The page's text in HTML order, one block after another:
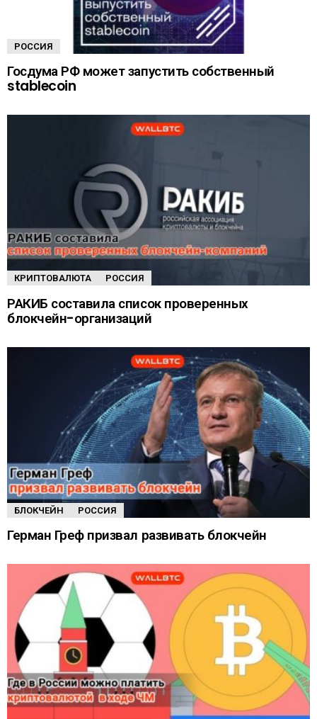
РОССИЯ
Госдума РФ может запустить собственный
stablecoin
КРИПТОВАЛЮТА РОССИЯ
РАКИБ составила список проверенных
блокчейн-организаций
БЛОКЧЕЙН РОССИЯ
Герман Греф призвал развивать блокчейн